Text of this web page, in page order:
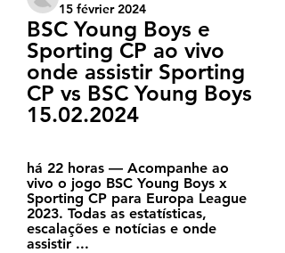
15 février 2024
BSC Young Boys e
Sporting CP ao vivo
onde assistir Sporting
CP vs BSC Young Boys
15.02.2024
há 22 horas — Acompanhe ao
vivo o jogo BSC Young Boys x
Sporting CP para Europa League
2023. Todas as estatísticas,
escalações e notícias e onde
assistir ...